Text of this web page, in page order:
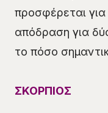
προσφέρεται για
απόδραση για
το πόσο
ΣΚΟΡΠΙΟΣ